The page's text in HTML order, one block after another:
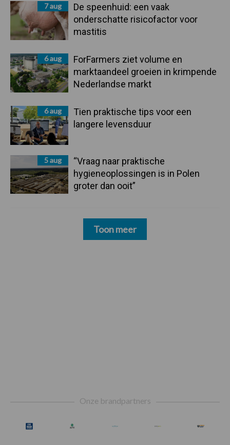
7 aug
De speenhuid: een vaak
onderschatte risicofactor voor
mastitis
6 aug
ForFarmers ziet volume en
marktaandeel groeien in krimpende
Nederlandse markt
6 aug
Tien praktische tips voor een
langere levensduur
5 aug
“Vraag naar praktische
hygieneoplossingen is in Polen
groter dan ooit”
Toon meer
Onze brandpartners